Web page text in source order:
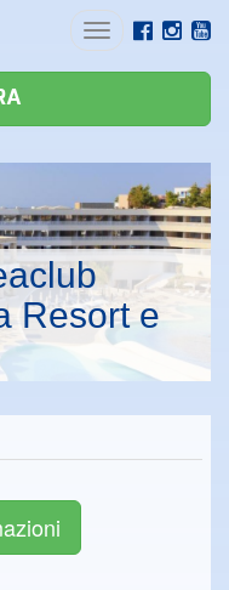
Toggle
Resort e